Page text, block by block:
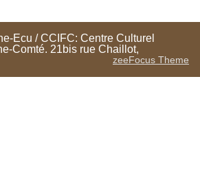
Ecu / CCIFC: Centre Culturel
Comté. 21bis rue Chaillot,
zeeFocus Theme